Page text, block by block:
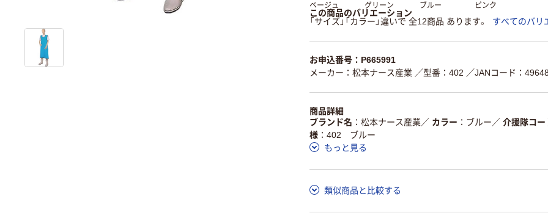
ベージュ グリーン ブルー ピンク
この商品のバリエーション
「サイズ」「カラー」違いで 全12商品 あります。
すべてのバリ
お申込番号：P665991
メーカー：松本ナース産業 ／型番：402 ／JANコード：
商品詳細
ブランド名
松本ナース産業 ／ カラー ブルー ／ 介援隊コー
様
402 ブルー
もっと見る
類似商品と比較する